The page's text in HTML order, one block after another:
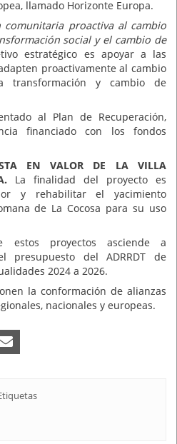
llamado Horizonte Europa.
comunitaria proactiva al cambio
social y el cambio de
estratégico es apoyar a las
proactivamente al cambio
y cambio de
al Plan de Recuperación,
financiado con los fondos
EN VALOR DE LA VILLA
La finalidad del proyecto es
y rehabilitar el yacimiento
de La Cocosa para su uso
estos proyectos asciende a
presupuesto del ADRRDT de
2024 a 2026.
la conformación de alianzas
nacionales y europeas.